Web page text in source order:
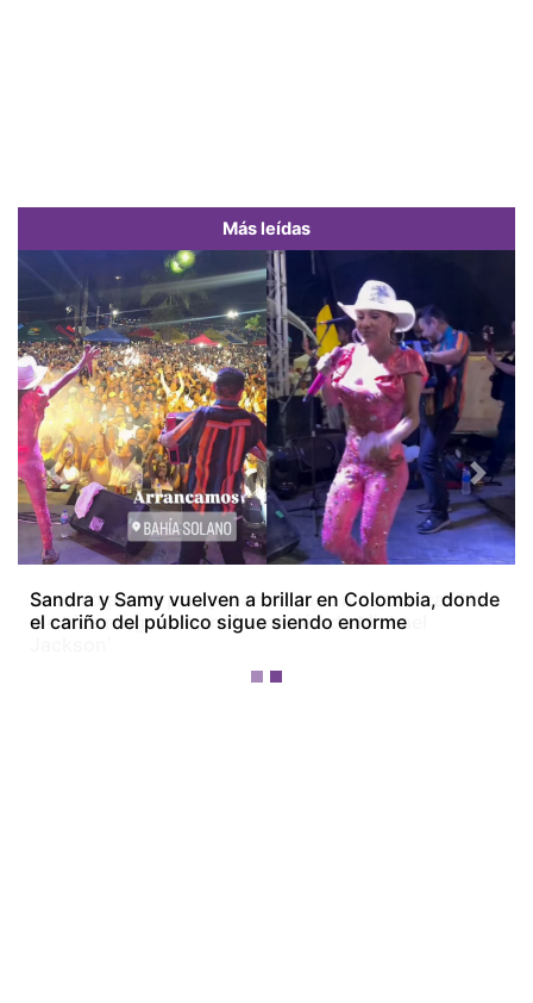
Más leídas
Josenid aclara por qué ahora luce más blanca: 'No
me hice ninguna transformación de Michael
Previous Next